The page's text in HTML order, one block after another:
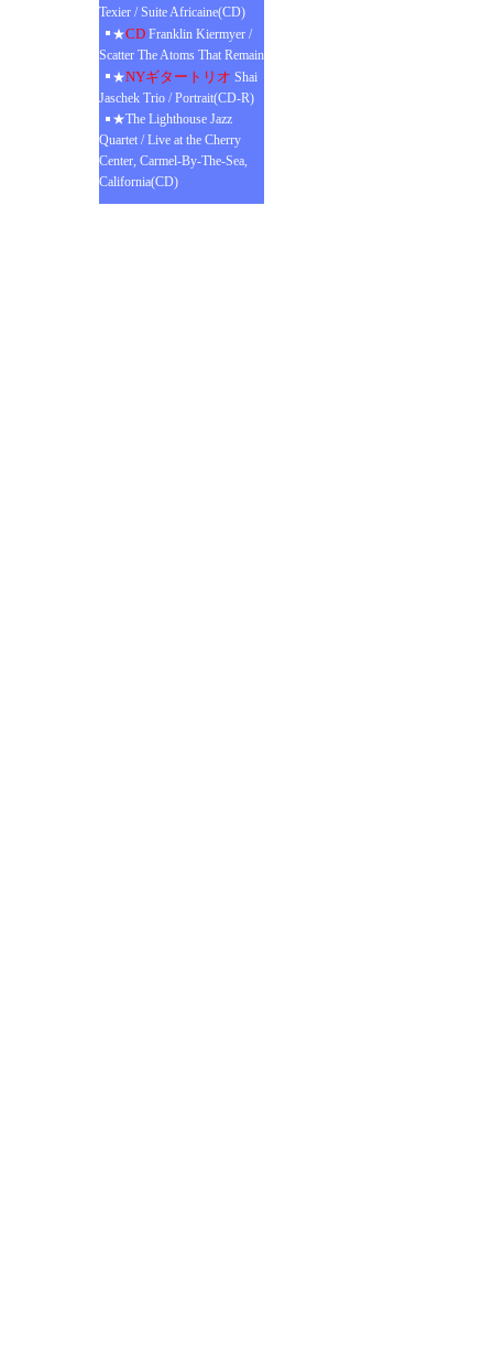
Texier / Suite Africaine(CD)
★CD Franklin Kiermyer /
Scatter The Atoms That Remain
★NYギタートリオ Shai
Jaschek Trio / Portrait(CD-R)
★The Lighthouse Jazz
Quartet / Live at the Cherry
Center, Carmel-By-The-Sea,
California(CD)